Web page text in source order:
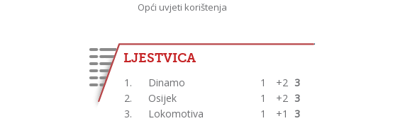
Opći uvjeti korištenja
LJESTVICA
1. Dinamo 1 +2 3
2.
Osijek 1 +2 3
3.
Lokomotiva 1 +1
3